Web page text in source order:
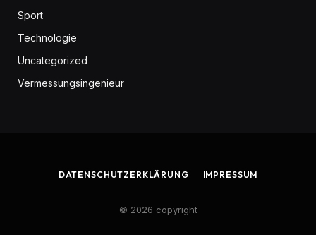
Sport
Technologie
Uncategorized
Vermessungsingenieur
DATENSCHUTZERKLÄRUNG IMPRESSUM
© 2026 copyright